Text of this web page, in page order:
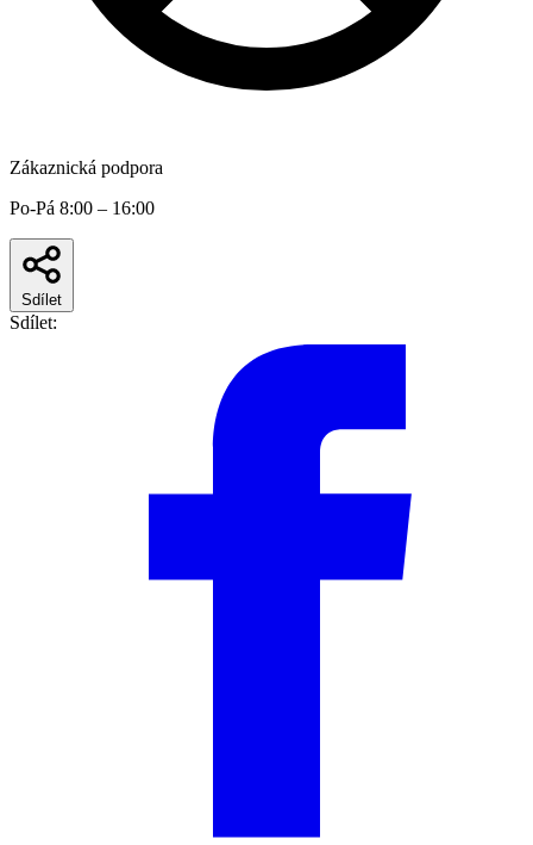
Zákaznická podpora
Po-Pá 8:00 – 16:00
Sdílet
Sdílet: